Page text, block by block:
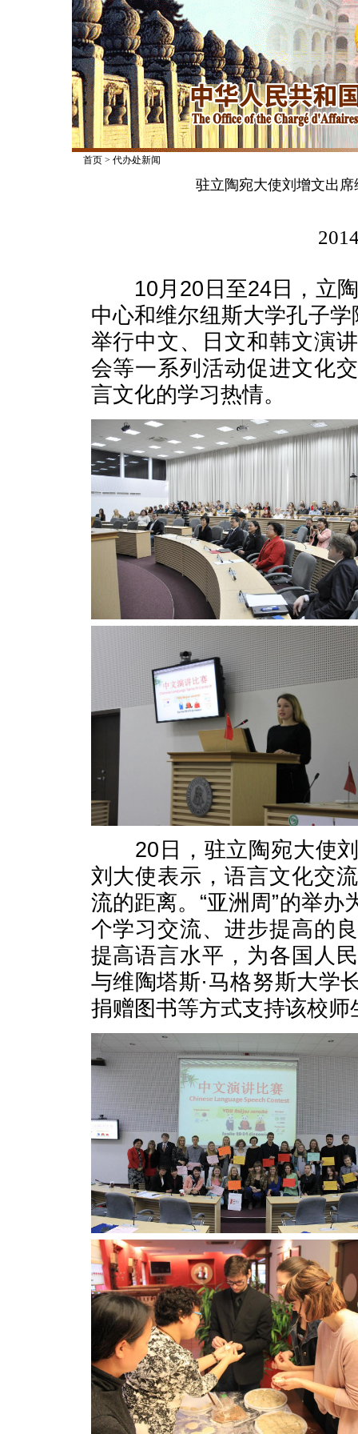
首页> 代办处新闻
驻立陶宛大使刘增文出席
10月20日至24日，立陶
中心和维尔纽斯大学孔子
举行中文、日文和韩文演
会等一系列活动促进文化
言文化的学习热情。
20日，驻立陶宛大使刘
刘大使表示，语言文化交
流的距离。“亚洲周”的举
个学习交流、进步提高的
提高语言水平，为各国人
与维陶塔斯·马格努斯大学
捐赠图书等方式支持该校